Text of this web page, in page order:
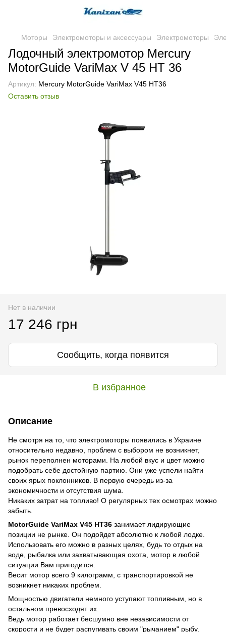
Моторы Электромоторы и аксессуары Электромоторы
Лодочный электромотор Mercury
MotorGuide VariMax V 45 HT 36
Артикул: Mercury MotorGuide VariMax V45 HT36
Оставить отзыв
Нет в наличии
17 246 грн
Сообщить, когда появится
В избранное
Описание
Не смотря на то, что электромоторы появились в Украине
относительно недавно, проблем с выбором не возникнет,
рынок переполнен моторами. На любой вкус и цвет можно
подобрать себе достойную партию. Они уже успели найти
своих ярых поклонников. В первую очередь из-за
экономичности и отсутствия шума.
Никаких затрат на топливо! О регулярных тех осмотрах можно
забыть.
MotorGuide VariMax V45 HT36 занимает лидирующие
позиции не рынке. Он подойдет абсолютно к любой лодке.
Использовать его можно в разных целях, будь то отдых на
воде, рыбалка или захватывающая охота, мотор в любой
ситуации Вам пригодится.
Весит мотор всего 9 килограмм, с транспортировкой не
возникнет никаких проблем.
Мощностью двигатели немного уступают топливным, но в
остальном превосходят их.
Ведь мотор работает бесшумно вне независимости от
скорости и не будет распугивать своим "рычанием" рыбу.